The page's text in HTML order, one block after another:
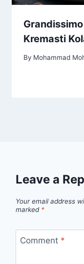
Kremasti
By Mohammad
Leave a
Your email address
marked *
Comment *